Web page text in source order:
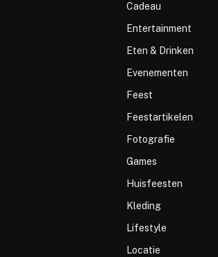
Cadeau
Entertainment
Eten & Drinken
Evenementen
Feest
Feestartikelen
Fotografie
Games
Huisfeesten
Kleding
Lifestyle
Locatie